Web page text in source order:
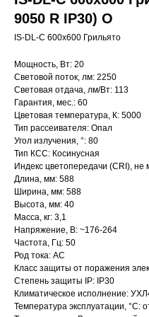
9050 R IP30) O
IS-DL-C 600х600 Грильято
Мощность, Вт: 20
Световой поток, лм: 2250
Световая отдача, лм/Вт: 113
Гарантия, мес.: 60
Цветовая температура, К: 5000
Тип рассеивателя: Опал
Угол излучения, °: 80
Тип КСС: Косинусная
Индекс цветопередачи (CRI), не
Длина, мм: 588
Ширина, мм: 588
Высота, мм: 40
Масса, кг: 3,1
Напряжение, В: ~176-264
Частота, Гц: 50
Род тока: AC
Класс защиты от поражения
Степень защиты IP: IP30
Климатическое исполнение:
Температура эксплуатации, °С: